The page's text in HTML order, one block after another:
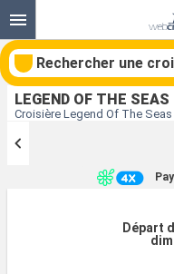
LEGEND OF THE SEAS
Départ
Rechercher une